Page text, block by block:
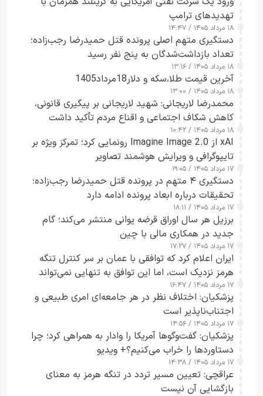
تهدیدهای ترامپ
۱۸ مرداد ۱۴۰۵ / ۱۴:۴۷
دستگیری متهم اصلی پرونده قتل حمیدرضا رجب‌زاده؛
تعداد بازداشت‌شدگان به پنج نفر رسید
۱۸ مرداد ۱۴۰۵ / ۱۳:۱۶
آخرین قیمت طلا،سکه و دلار18مرداد1405
۱۸ مرداد ۱۴۰۵ / ۱۳:۰۰
محمدرضا لاریجانی: شهید لاریجانی بر پیگیری قانونی،
کاهش شکاف اجتماعی و اقناع مردم تأکید داشت
۱۸ مرداد ۱۴۰۵ / ۱۰:۴۲
xAI از Imagine Image 2.0 رونمایی کرد؛ تمرکز ویژه بر
تایپوگرافی و ویرایش هوشمند تصاویر
۱۷ مرداد ۱۴۰۵ / ۱۹:۰۵
دستگیری ۴ متهم در پرونده قتل حمیدرضا رجب‌زاده؛
تحقیقات درباره ابعاد پرونده ادامه دارد
۱۷ مرداد ۱۴۰۵ / ۱۸:۱۱
برزیل هر سال اوراق قرضه یوانی منتشر می‌کند؛ گام
جدید در همکاری مالی با چین
۱۷ مرداد ۱۴۰۵ / ۱۷:۲۷
ایران اعلام کرد که توافقی با عمان بر سر کنترل تنگه
هرمز نزدیک است، اما این توافق به تنهایی نمی‌تواند
آبراه را آزاد کند
۱۷ مرداد ۱۴۰۵ / ۱۶:۴۷
پزشکیان: اختلاف نظر در هر جامعه‌ای امری طبیعی و
اجتناب‌ناپذیر است
۱۷ مرداد ۱۴۰۵ / ۱۴:۵۶
پزشکیان: گفت‌وگوها آمریکا را وادار به همراهی کرد؛ چرا
دستاوردها را خراب می‌کنیم؟+ ویدیو
۱۷ مرداد ۱۴۰۵ / ۱۴:۳۸
عراقچی: تعیین مسیر تردد در تنگه هرمز به معنای
بازگشایی آن نیست